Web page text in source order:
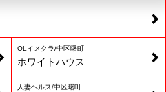
OLイメクラ/中区曙町
ホワイトハウス
人妻ヘルス/中区曙町